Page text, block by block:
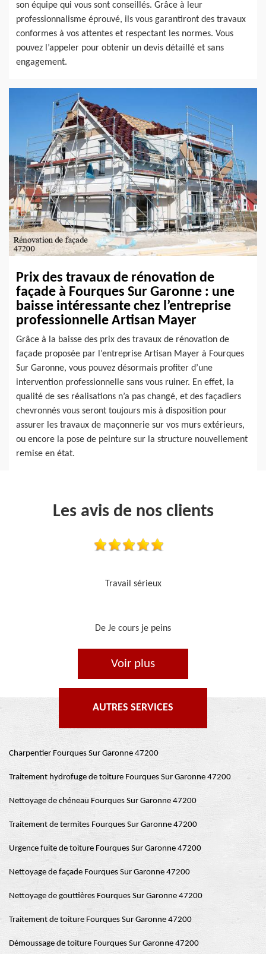
son équipe qui vous sont conseillés. Grâce à leur
professionnalisme éprouvé, ils vous garantiront des travaux
conformes à vos attentes et respectant les normes. Vous
pouvez l’appeler pour obtenir un devis détaillé et sans
engagement.
Prix des travaux de rénovation de
façade à Fourques Sur Garonne : une
baisse intéressante chez l’entreprise
professionnelle Artisan Mayer
Grâce à la baisse des prix des travaux de rénovation de
façade proposée par l’entreprise Artisan Mayer à Fourques
Sur Garonne, vous pouvez désormais profiter d’une
intervention professionnelle sans vous ruiner. En effet, la
qualité de ses réalisations n’a pas changé, et des façadiers
chevronnés vous seront toujours mis à disposition pour
assurer les travaux de maçonnerie sur vos murs extérieurs,
ou encore la pose de peinture sur la structure nouvellement
remise en état.
Les avis de nos clients
Je recommande, top !!
De Ornella
Voir plus
AUTRES SERVICES
Charpentier Fourques Sur Garonne 47200
Traitement hydrofuge de toiture Fourques Sur Garonne 47200
Nettoyage de chéneau Fourques Sur Garonne 47200
Traitement de termites Fourques Sur Garonne 47200
Urgence fuite de toiture Fourques Sur Garonne 47200
Nettoyage de façade Fourques Sur Garonne 47200
Nettoyage de gouttières Fourques Sur Garonne 47200
Traitement de toiture Fourques Sur Garonne 47200
Démoussage de toiture Fourques Sur Garonne 47200